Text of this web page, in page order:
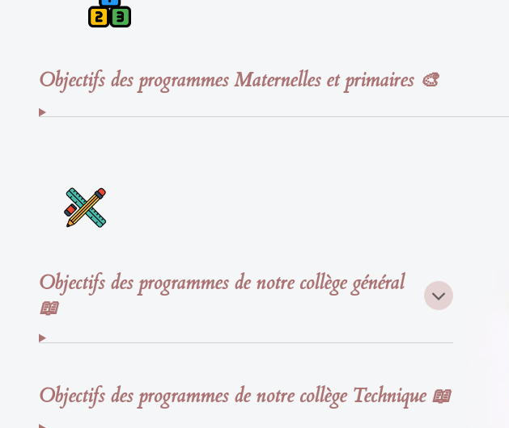
Objectifs des programmes Maternelles et primaires 🎨
Objectifs des programmes de notre collège général
📖
Objectifs des programmes de notre collège Technique 📖